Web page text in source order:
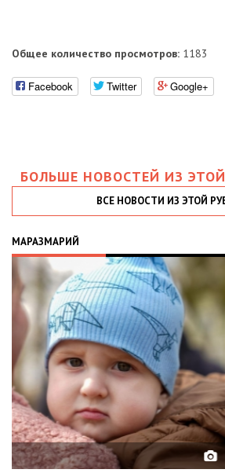
Общее количество просмотров: 1183
Facebook Twitter Google+
БОЛЬШЕ НОВОСТЕЙ ИЗ
ВСЕ НОВОСТИ ИЗ ЭТОЙ
МАРАЗМАРИЙ
02.02.2026